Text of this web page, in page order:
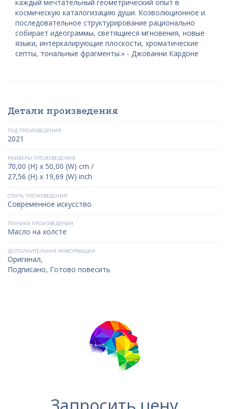
каждый мечтательный геометрический опыт в
космическую каталогизацию души. Коэволюционное и
последовательное структурирование рационально
собирает идеограммы, светящиеся мгновения, новые
языки, интеркалирующие плоскости, хроматические
септы, тональные фрагменты.» - Джованни Кардоне
Детали произведения
ГОД ПРОИЗВЕДЕНИЯ
2021
РАЗМЕРЫ ПРОИЗВЕДЕНИЯ
70,00 (H) x 50,00 (W) cm /
27,56 (H) x 19,69 (W) inch
СТИЛЬ ПРОИЗВЕДЕНИЯ
Современное искусство
ТЕХНИКА ПРОИЗВЕДЕНИЯ
Масло на холсте
ДОПОЛНИТЕЛЬНАЯ ИНФОРМАЦИЯ
Оригинал,
Подписано, Готово повесить